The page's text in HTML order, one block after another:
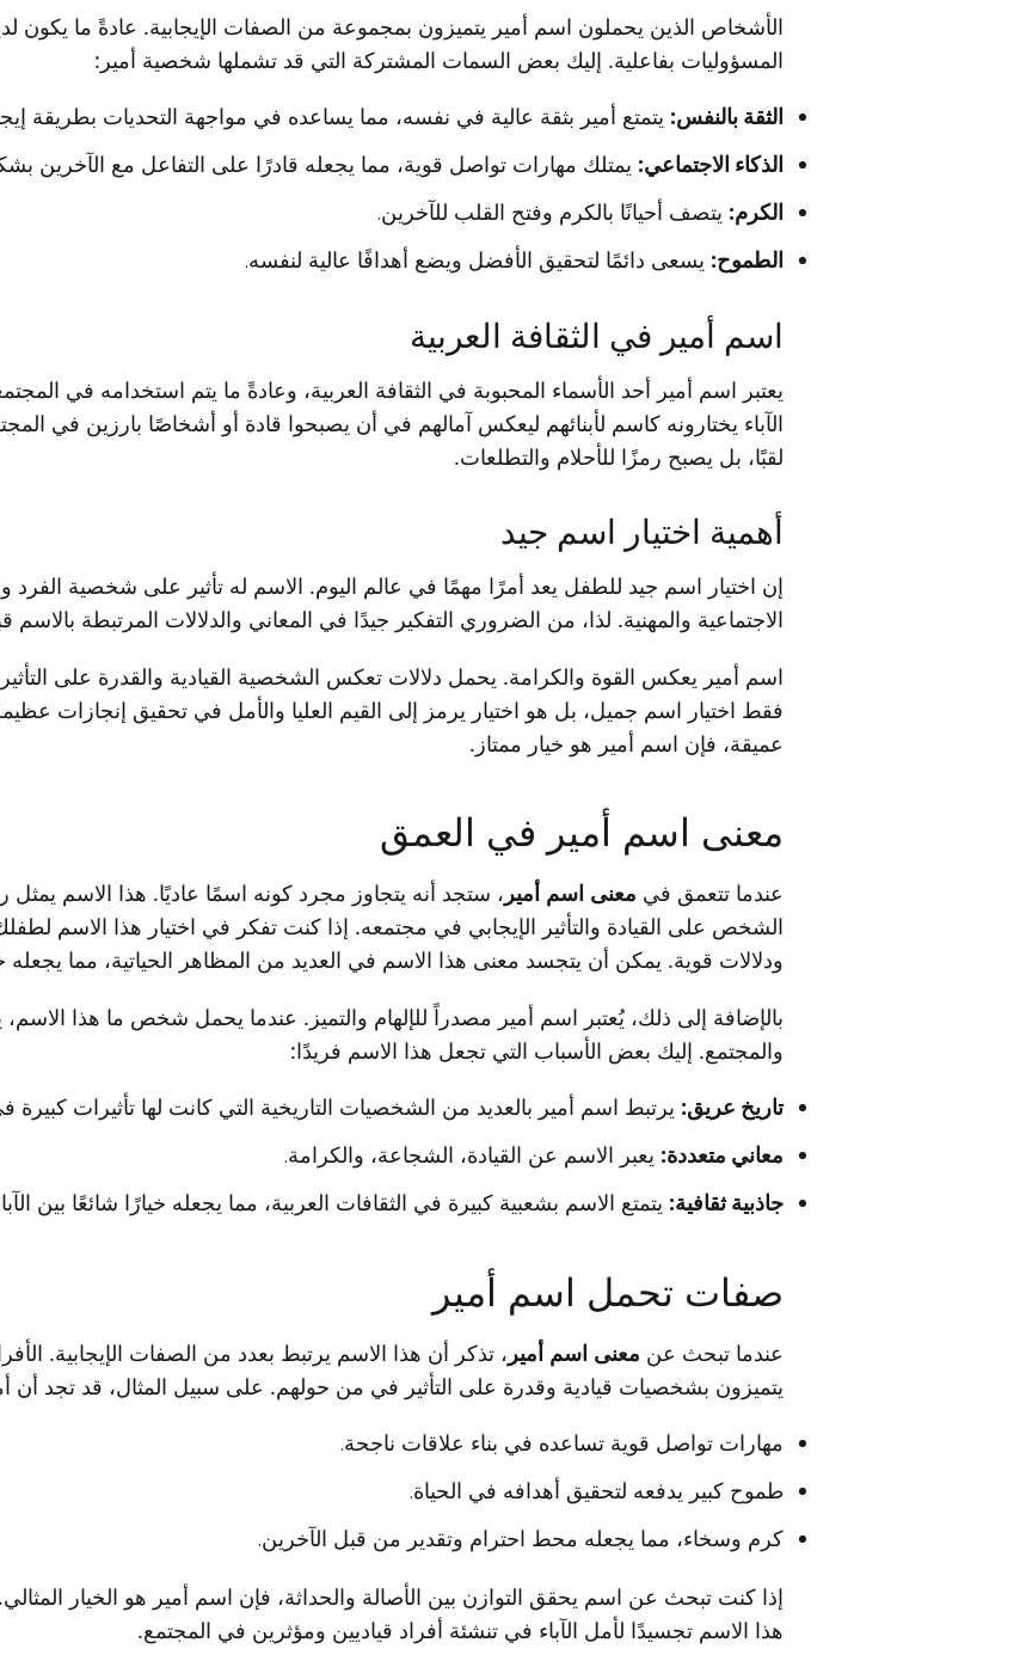
الأشخاص الذين يحملون اسم أمير يتميزون بمجموعة من الصفات الإيجابية. عادةً ما يكون
المسؤوليات بفاعلية. إليك بعض السمات المشتركة التي قد تشملها شخصية أمير:
الثقة بالنفس: يتمتع أمير بثقة عالية في نفسه، مما يساعده في مواجهة التحديات بطريقة
الذكاء الاجتماعي: يمتلك مهارات تواصل قوية، مما يجعله قادرًا على التفاعل مع الآخرين
الكرم: يتصف أحيانًا بالكرم وفتح القلب للآخرين.
الطموح: يسعى دائمًا لتحقيق الأفضل ويضع أهدافًا عالية لنفسه.
اسم أمير في الثقافة العربية
يعتبر اسم أمير أحد الأسماء المحبوبة في الثقافة العربية، وعادةً ما يتم استخدامه في
الآباء يختارونه كاسم لأبنائهم ليعكس آمالهم في أن يصبحوا قادة أو أشخاصًا بارزين في
لقبًا، بل يصبح رمزًا للأحلام والتطلعات.
أهمية اختيار اسم جيد
إن اختيار اسم جيد للطفل يعد أمرًا مهمًا في عالم اليوم. الاسم له تأثير على شخصية
الاجتماعية والمهنية. لذا، من الضروري التفكير جيدًا في المعاني والدلالات المرتبطة بالاسم
اسم أمير يعكس القوة والكرامة. يحمل دلالات تعكس الشخصية القيادية والقدرة على
فقط اختيار اسم جميل، بل هو اختيار يرمز إلى القيم العليا والأمل في تحقيق إنجازات
عميقة، فإن اسم أمير هو خيار ممتاز.
معنى اسم أمير في العمق
عندما تتعمق في معنى اسم أمير ، ستجد أنه يتجاوز مجرد كونه اسمًا عاديًا. هذا الاسم
الشخص على القيادة والتأثير الإيجابي في مجتمعه. إذا كنت تفكر في اختيار هذا الاسم
ودلالات قوية. يمكن أن يتجسد معنى هذا الاسم في العديد من المظاهر الحياتية، مما يجعله
بالإضافة إلى ذلك، يُعتبر اسم أمير مصدراً للإلهام والتميز. عندما يحمل شخص ما هذا
والمجتمع. إليك بعض الأسباب التي تجعل هذا الاسم فريدًا:
تاريخ عريق: يرتبط اسم أمير بالعديد من الشخصيات التاريخية التي كانت لها تأثيرات كبيرة
معاني متعددة: يعبر الاسم عن القيادة، الشجاعة، والكرامة.
جاذبية ثقافية: يتمتع الاسم بشعبية كبيرة في الثقافات العربية، مما يجعله خيارًا شائعًا بين
صفات تحمل اسم أمير
عندما تبحث عن معنى اسم أمير ، تذكر أن هذا الاسم يرتبط بعدد من الصفات الإيجابية.
يتميزون بشخصيات قيادية وقدرة على التأثير في من حولهم. على سبيل المثال، قد تجد أن
مهارات تواصل قوية تساعده في بناء علاقات ناجحة.
طموح كبير يدفعه لتحقيق أهدافه في الحياة.
كرم وسخاء، مما يجعله محط احترام وتقدير من قبل الآخرين.
إذا كنت تبحث عن اسم يحقق التوازن بين الأصالة والحداثة، فإن اسم أمير هو الخيار
هذا الاسم تجسيدًا لأمل الآباء في تنشئة أفراد قياديين ومؤثرين في المجتمع.